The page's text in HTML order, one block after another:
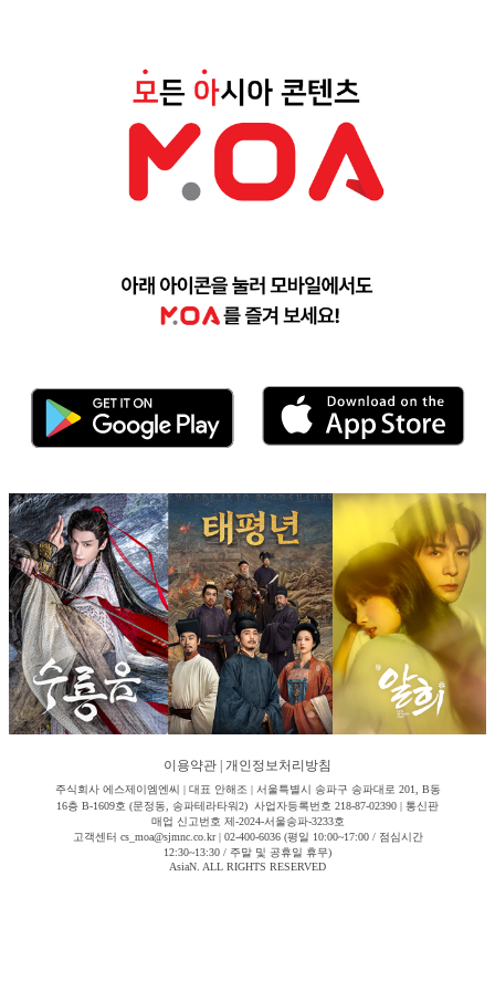
이용약관 개인정보처리방침
주식회사 에스제이엠엔씨 | 대표 안해조 | 서울특별시 송파구 송파대로 201, B동
16층 B-1609호 (문정동, 송파테라타워2) 사업자등록번호 218-87-02390 | 통신판
매업 신고번호 제-2024-서울송파-3233호
고객센터 cs_moa@sjmnc.co.kr | 02-400-6036 (평일 10:00~17:00 / 점심시간
12:30~13:30 / 주말 및 공휴일 휴무)
AsiaN. ALL RIGHTS RESERVED